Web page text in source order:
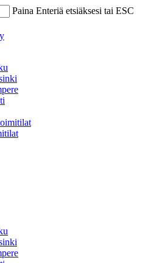
Paina Enteriä etsiäksesi tai ESC